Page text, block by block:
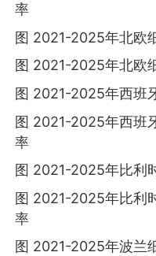
率
图 2021-2025年北欧
图 2021-2025年北欧
图 2021-2025年西班
图 2021-2025年西班
率
图 2021-2025年比利
图 2021-2025年比利
率
图 2021-2025年波兰